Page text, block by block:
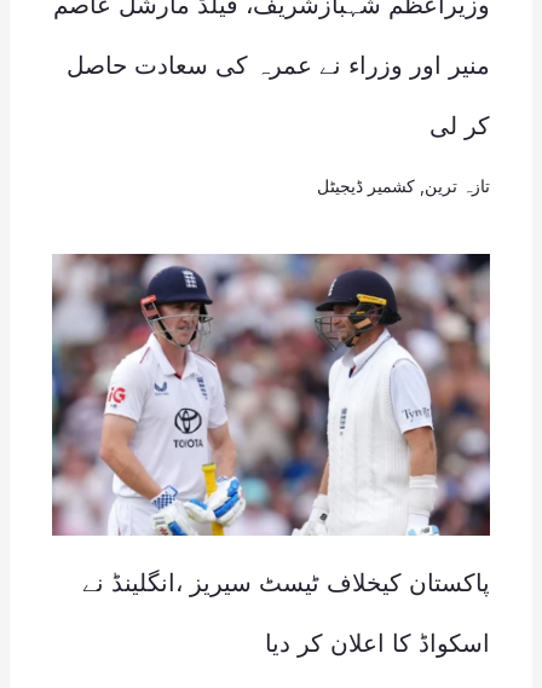
منیر اور وزراء نے عمرہ کی سعادت حاصل
کر لی
تازہ ترین کشمیر ڈیجیٹل
پاکستان کیخلاف ٹیسٹ سیریز ،انگلینڈ نے
اسکواڈ کا اعلان کر دیا